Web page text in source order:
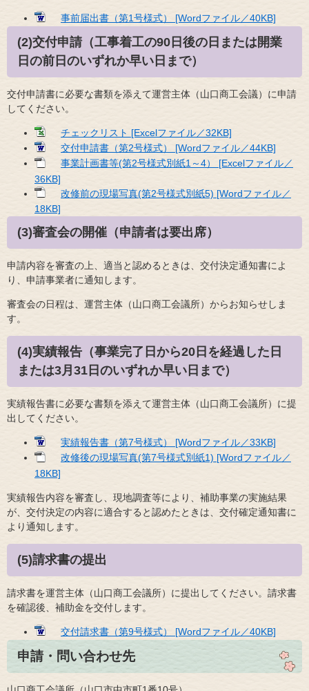
事前届出書（第1号様式） [Wordファイル／40KB]
(2)交付申請（工事着工の90日後の日または開業
日の前日のいずれか早い日まで）
交付申請書に必要な書類を添えて運営主体（山口商工会議）に申請
してください。
チェックリスト [Excelファイル／32KB]
交付申請書（第2号様式） [Wordファイル／44KB]
事業計画書等(第2号様式別紙1～4） [Excelファイル／
36KB]
改修前の現場写真(第2号様式別紙5) [Wordファイル／
18KB]
(3)審査会の開催（申請者は要出席）
申請内容を審査の上、適当と認めるときは、交付決定通知書によ
り、申請事業者に通知します。
審査会の日程は、運営主体（山口商工会議所）からお知らせしま
す。
(4)実績報告（事業完了日から20日を経過した日
または3月31日のいずれか早い日まで）
実績報告書に必要な書類を添えて運営主体（山口商工会議所）に提
出してください。
実績報告書（第7号様式） [Wordファイル／33KB]
改修後の現場写真(第7号様式別紙1) [Wordファイル／
18KB]
実績報告内容を審査し、現地調査等により、補助事業の実施結果
が、交付決定の内容に適合すると認めたときは、交付確定通知書に
より通知します。
(5)請求書の提出
請求書を運営主体（山口商工会議所）に提出してください。請求書
を確認後、補助金を交付します。
交付請求書（第9号様式） [Wordファイル／40KB]
申請・問い合わせ先